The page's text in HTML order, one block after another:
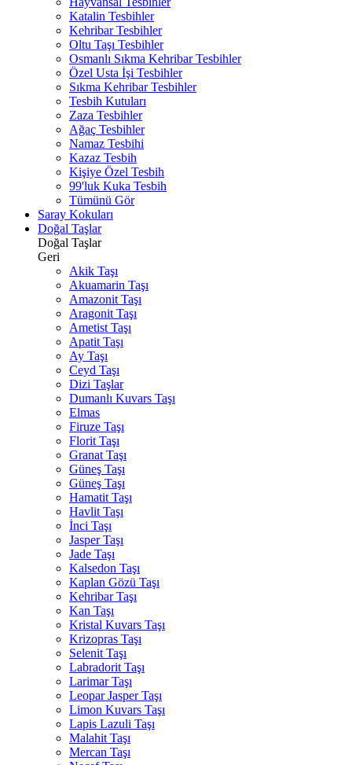
Katalin Tesbihler
Kehribar Tesbihler
Oltu Taşı Tesbihler
Osmanlı Sıkma Kehribar Tesbihler
Özel Usta İşi Tesbihler
Sıkma Kehribar Tesbihler
Tesbih Kutuları
Zaza Tesbihler
Ağaç Tesbihler
Namaz Tesbihi
Kazaz Tesbih
Kişiye Özel Tesbih
99'luk Kuka Tesbih
Tümünü Gör
Saray Kokuları
Doğal Taşlar
Doğal Taşlar
Geri
Akik Taşı
Akuamarin Taşı
Amazonit Taşı
Aragonit Taşı
Ametist Taşı
Apatit Taşı
Ay Taşı
Ceyd Taşı
Dizi Taşlar
Dumanlı Kuvars Taşı
Elmas
Firuze Taşı
Florit Taşı
Granat Taşı
Güneş Taşı
Güneş Taşı
Hamatit Taşı
Havlit Taşı
İnci Taşı
Jasper Taşı
Jade Taşı
Kalsedon Taşı
Kaplan Gözü Taşı
Kehribar Taşı
Kan Taşı
Kristal Kuvars Taşı
Krizopras Taşı
Selenit Taşı
Labradorit Taşı
Larimar Taşı
Leopar Jasper Taşı
Limon Kuvars Taşı
Lapis Lazuli Taşı
Malahit Taşı
Mercan Taşı